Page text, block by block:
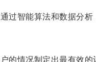
智能算法和数据分析
情况制定出最有效的